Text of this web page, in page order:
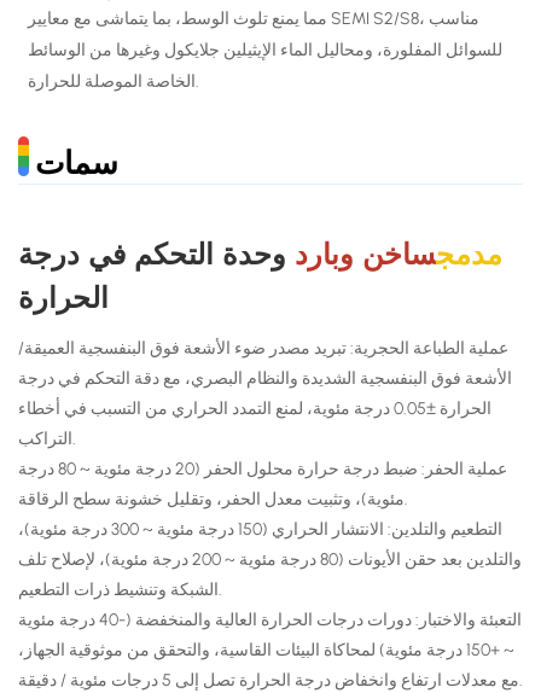
مما يمنع تلوث الوسط، بما يتماشى مع معايير SEMI S2/S8، مناسب
للسوائل المفلورة، ومحاليل الماء الإيثيلين جلايكول وغيرها من الوسائط
الخاصة الموصلة للحرارة.
سمات
مدمجساخن وبارد وحدة التحكم في درجة
الحرارة
عملية الطباعة الحجرية: تبريد مصدر ضوء الأشعة فوق البنفسجية العميقة/
الأشعة فوق البنفسجية الشديدة والنظام البصري، مع دقة التحكم في درجة
الحرارة ±0.05 درجة مئوية، لمنع التمدد الحراري من التسبب في أخطاء
التراكب.
عملية الحفر: ضبط درجة حرارة محلول الحفر (20 درجة مئوية ~ 80 درجة
مئوية)، وتثبيت معدل الحفر، وتقليل خشونة سطح الرقاقة.
التطعيم والتلدين: الانتشار الحراري (150 درجة مئوية ~ 300 درجة مئوية)،
والتلدين بعد حقن الأيونات (80 درجة مئوية ~ 200 درجة مئوية)، لإصلاح تلف
الشبكة وتنشيط ذرات التطعيم.
التعبئة والاختبار: دورات درجات الحرارة العالية والمنخفضة (-40 درجة مئوية
~ +150 درجة مئوية) لمحاكاة البيئات القاسية، والتحقق من موثوقية الجهاز،
مع معدلات ارتفاع وانخفاض درجة الحرارة تصل إلى 5 درجات مئوية / دقيقة.